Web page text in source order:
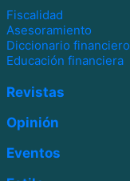
Fiscalidad
Asesoramiento
Diccionario financiero
Educación financiera
Revistas
Opinión
Eventos